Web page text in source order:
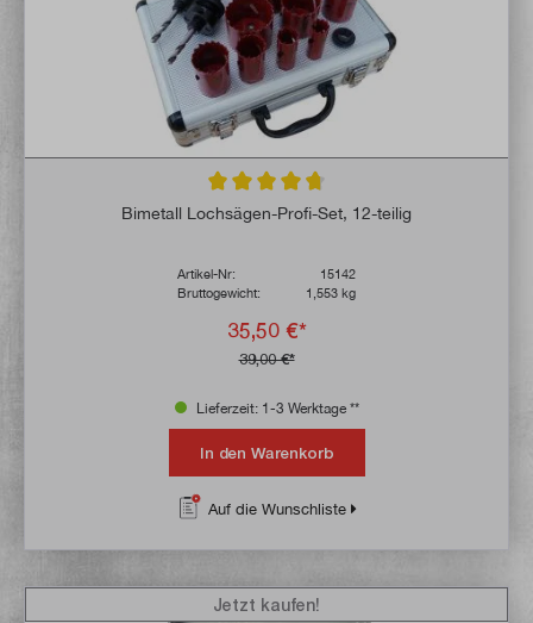
Durchschnittliche Bewertung von 4.7 von
Bimetall Lochsägen-Profi-Set, 12-teilig
Artikel-Nr:
15142
Bruttogewicht:
1,553 kg
35,50 €*
39,00 €*
Lieferzeit: 1-3 Werktage **
In den Warenkorb
Auf die Wunschliste
Jetzt kaufen!